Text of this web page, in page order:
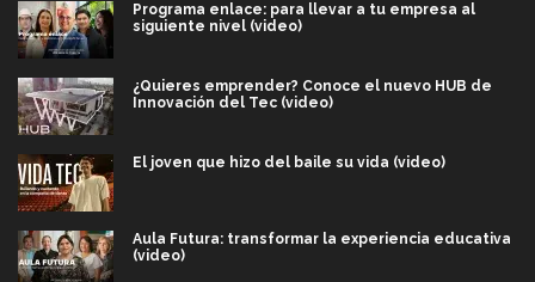
Programa enlace: para llevar a tu empresa al
siguiente nivel (video)
¿Quieres emprender? Conoce el nuevo HUB de
Innovación del Tec (video)
El joven que hizo del baile su vida (video)
Aula Futura: transformar la experiencia educativa
(video)